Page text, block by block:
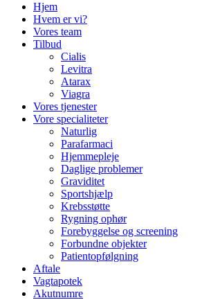
Hjem
Hvem er vi?
Vores team
Tilbud
Cialis
Levitra
Atarax
Viagra
Vores tjenester
Vore specialiteter
Naturlig
Parafarmaci
Hjemmepleje
Daglige problemer
Graviditet
Sportshjælp
Krebsstøtte
Rygning ophør
Forebyggelse og screening
Forbundne objekter
Patientopfølgning
Aftale
Vagtapotek
Akutnumre